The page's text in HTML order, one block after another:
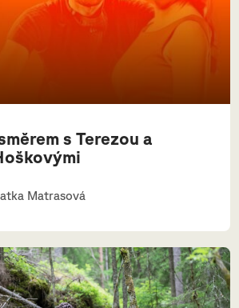
s Terezou a
Matrasová